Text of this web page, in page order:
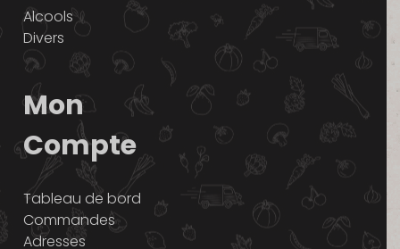
Alcools
Divers
Mon
Compte
Tableau de bord
Commandes
Adresses